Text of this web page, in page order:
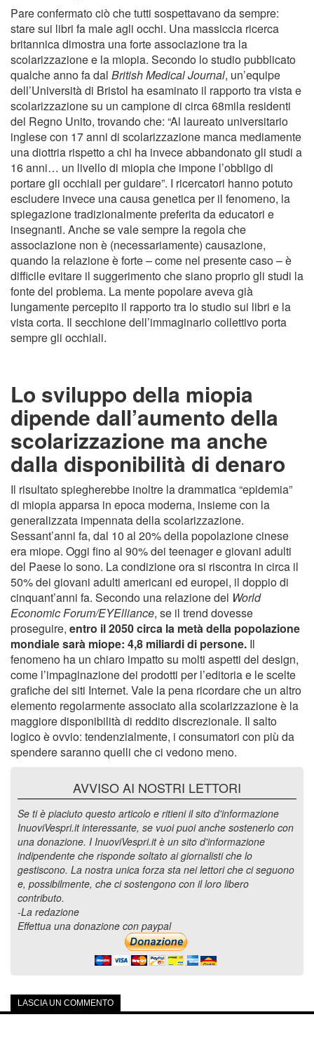
Pare confermato ciò che tutti sospettavano da sempre:
stare sui libri fa male agli occhi. Una massiccia ricerca
britannica dimostra una forte associazione tra la
scolarizzazione e la miopia. Secondo lo studio pubblicato
qualche anno fa dal British Medical Journal, un’equipe
dell’Università di Bristol ha esaminato il rapporto tra vista e
scolarizzazione su un campione di circa 68mila residenti
del Regno Unito, trovando che: “Al laureato universitario
inglese con 17 anni di scolarizzazione manca mediamente
una diottria rispetto a chi ha invece abbandonato gli studi a
16 anni… un livello di miopia che impone l’obbligo di
portare gli occhiali per guidare”. I ricercatori hanno potuto
escludere invece una causa genetica per il fenomeno, la
spiegazione tradizionalmente preferita da educatori e
insegnanti. Anche se vale sempre la regola che
associazione non è (necessariamente) causazione,
quando la relazione è forte – come nel presente caso – è
difficile evitare il suggerimento che siano proprio gli studi la
fonte del problema. La mente popolare aveva già
lungamente percepito il rapporto tra lo studio sui libri e la
vista corta. Il secchione dell’immaginario collettivo porta
sempre gli occhiali.
Lo sviluppo della miopia
dipende dall’aumento della
scolarizzazione ma anche
dalla disponibilità di denaro
Il risultato spiegherebbe inoltre la drammatica “epidemia”
di miopia apparsa in epoca moderna, insieme con la
generalizzata impennata della scolarizzazione.
Sessant’anni fa, dal 10 al 20% della popolazione cinese
era miope. Oggi fino al 90% dei teenager e giovani adulti
del Paese lo sono. La condizione ora si riscontra in circa il
50% dei giovani adulti americani ed europei, il doppio di
cinquant’anni fa. Secondo una relazione del World
Economic Forum/EYElliance, se il trend dovesse
proseguire, entro il 2050 circa la metà della popolazione
mondiale sarà miope: 4,8 miliardi di persone. Il
fenomeno ha un chiaro impatto su molti aspetti del design,
come l’impaginazione dei prodotti per l’editoria e le scelte
grafiche dei siti Internet. Vale la pena ricordare che un altro
elemento regolarmente associato alla scolarizzazione è la
maggiore disponibilità di reddito discrezionale. Il salto
logico è ovvio: tendenzialmente, i consumatori con più da
spendere saranno quelli che ci vedono meno.
AVVISO AI NOSTRI LETTORI
Se ti è piaciuto questo articolo e ritieni il sito d'informazione
InuoviVespri.it interessante, se vuoi puoi anche sostenerlo con
una donazione. I InuoviVespri.it è un sito d'informazione
indipendente che risponde soltato ai giornalisti che lo
gestiscono. La nostra unica forza sta nei lettori che ci seguono
e, possibilmente, che ci sostengono con il loro libero
contributo.
-La redazione
Effettua una donazione con paypal
LASCIA UN COMMENTO